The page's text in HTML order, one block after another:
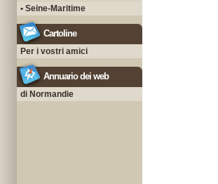
• Seine-Maritime
Cartoline
Per i vostri amici
Annuario dei web
di Normandie